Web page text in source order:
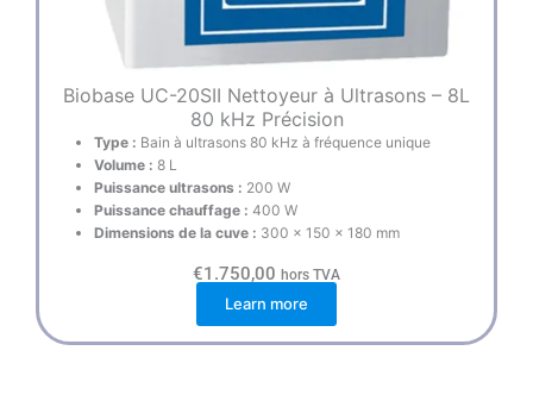
Biobase UC-20SII Nettoyeur à Ultrasons – 8L
80 kHz Précision
Type : Bain à ultrasons 80 kHz à fréquence unique
Volume : 8 L
Puissance ultrasons : 200 W
Puissance chauffage : 400 W
Dimensions de la cuve : 300 × 150 × 180 mm
€1.750,00 hors TVA
Learn more